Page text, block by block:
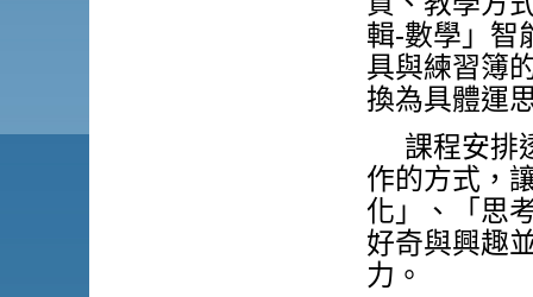
輯-數學」智
具與練習簿
換為具體運
課程安排
作的方式，
化」、「思
好奇與興趣
力。